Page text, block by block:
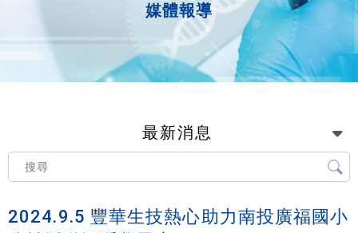
媒體報導
最新消息
2024.9.5 豐華生技熱心助力南投廣福國小